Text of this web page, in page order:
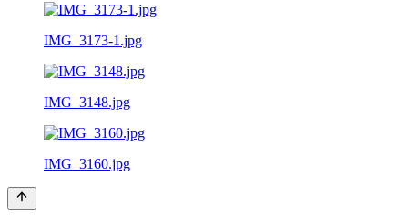
IMG_3173-1.jpg
IMG_3148.jpg
IMG_3160.jpg